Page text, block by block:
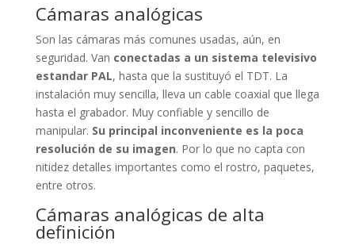
Cámaras analógicas
Son las cámaras más comunes usadas, aún, en
seguridad. Van conectadas a un sistema televisivo
estandar PAL, hasta que la sustituyó el TDT. La
instalación muy sencilla, lleva un cable coaxial que llega
hasta el grabador. Muy confiable y sencillo de
manipular. Su principal inconveniente es la poca
resolución de su imagen. Por lo que no capta con
nitidez detalles importantes como el rostro, paquetes,
entre otros.
Cámaras analógicas de alta
definición